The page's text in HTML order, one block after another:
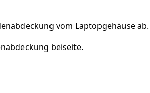
vom Laptopgehäuse ab.
beiseite.